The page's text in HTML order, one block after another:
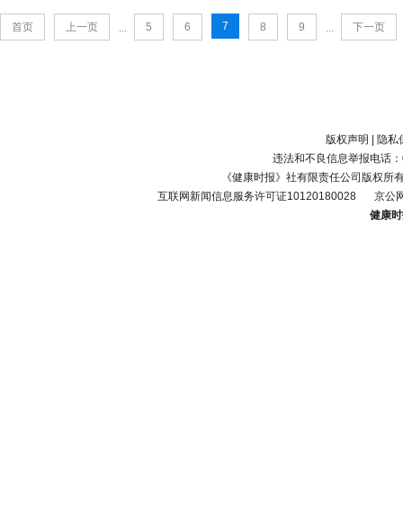
首页 上一页 ... 5 6 7 8 9 ... 下一页
版权声明
隐私
违法和不良信息举报电话
《健康时报》社有限责任公司版权所
互联网新闻信息服务许可证10120180028
京公
健康